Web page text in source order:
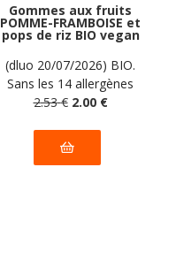
Gommes aux fruits
POMME-FRAMBOISE et
pops de riz BIO vegan
sans allergènes
Freche Freunde : 30
grammes
(dluo 20/07/2026) BIO.
Sans les 14 allergènes
majeurs
2.53 € 2.00 €